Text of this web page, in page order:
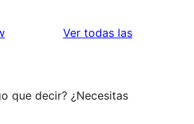
Ver todas las
que decir? ¿Necesitas